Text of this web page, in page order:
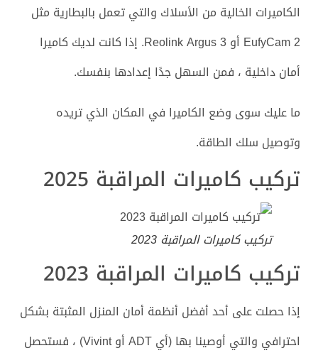
الكاميرات الخالية من الأسلاك والتي تعمل بالبطارية مثل
EufyCam 2 أو Reolink Argus 3. إذا كانت لديك كاميرا
أمان داخلية ، فمن السهل جدًا إعدادها بنفسك.
ما عليك سوى وضع الكاميرا في المكان الذي تريده
وتوصيل سلك الطاقة.
تركيب كاميرات المراقبة 2025
تركيب كاميرات المراقبة 2023
تركيب كاميرات المراقبة 2023
إذا حصلت على أحد أفضل أنظمة أمان المنزل المثبتة بشكل
احترافي والتي أوصينا بها (أي ADT أو Vivint) ، فستحصل